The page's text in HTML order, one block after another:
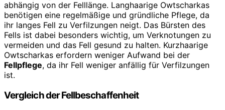
abhängig von der Felllänge. Langhaarige Owtscharkas
benötigen eine regelmäßige und gründliche Pflege, da
ihr langes Fell zu Verfilzungen neigt. Das Bürsten des
Fells ist dabei besonders wichtig, um Verknotungen zu
vermeiden und das Fell gesund zu halten. Kurzhaarige
Owtscharkas erfordern weniger Aufwand bei der
Fellpflege, da ihr Fell weniger anfällig für Verfilzungen
ist.
Vergleich der Fellbeschaffenheit